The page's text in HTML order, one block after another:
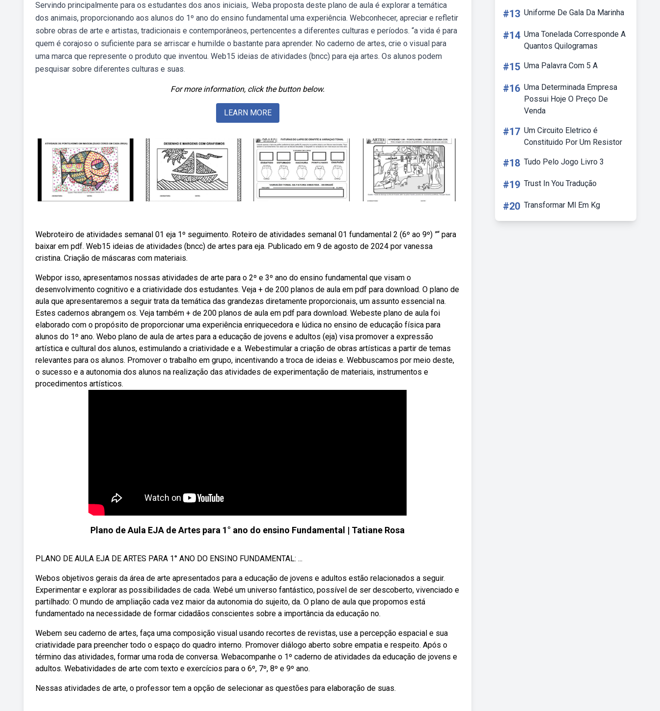
Servindo principalmente para os estudantes dos anos iniciais,. Weba proposta deste plano de aula é explorar a temática
dos animais, proporcionando aos alunos do 1º ano do ensino fundamental uma experiência. Webconhecer, apreciar e refletir
sobre obras de arte e artistas, tradicionais e contemporâneos, pertencentes a diferentes culturas e períodos. “a vida é para
quem é corajoso o suficiente para se arriscar e humilde o bastante para aprender. No caderno de artes, crie o visual para
uma marca que represente o produto que inventou. Web15 ideias de atividades (bncc) para eja artes. Os alunos podem
pesquisar sobre diferentes culturas e suas.
For more information, click the button below.
LEARN MORE
Webroteiro de atividades semanal 01 eja 1º seguimento. Roteiro de atividades semanal 01 fundamental 2 (6º ao 9º) ”“ para
baixar em pdf. Web15 ideias de atividades (bncc) de artes para eja. Publicado em 9 de agosto de 2024 por vanessa
cristina. Criação de máscaras com materiais.
Webpor isso, apresentamos nossas atividades de arte para o 2º e 3º ano do ensino fundamental que visam o
desenvolvimento cognitivo e a criatividade dos estudantes. Veja + de 200 planos de aula em pdf para download. O plano de
aula que apresentaremos a seguir trata da temática das grandezas diretamente proporcionais, um assunto essencial na.
Estes cadernos abrangem os. Veja também + de 200 planos de aula em pdf para download. Webeste plano de aula foi
elaborado com o propósito de proporcionar uma experiência enriquecedora e lúdica no ensino de educação física para
alunos do 1º ano. Webo plano de aula de artes para a educação de jovens e adultos (eja) visa promover a expressão
artística e cultural dos alunos, estimulando a criatividade e a. Webestimular a criação de obras artísticas a partir de temas
relevantes para os alunos. Promover o trabalho em grupo, incentivando a troca de ideias e. Webbuscamos por meio deste,
o sucesso e a autonomia dos alunos na realização das atividades de experimentação de materiais, instrumentos e
procedimentos artísticos.
Plano de Aula EJA de Artes para 1° ano do ensino Fundamental | Tatiane Rosa
PLANO DE AULA EJA DE ARTES PARA 1° ANO DO ENSINO FUNDAMENTAL: ...
Webos objetivos gerais da área de arte apresentados para a educação de jovens e adultos estão relacionados a seguir.
Experimentar e explorar as possibilidades de cada. Webé um universo fantástico, possível de ser descoberto, vivenciado e
partilhado: O mundo de ampliação cada vez maior da autonomia do sujeito, da. O plano de aula que propomos está
fundamentado na necessidade de formar cidadãos conscientes sobre a importância da educação no.
Webem seu caderno de artes, faça uma composição visual usando recortes de revistas, use a percepção espacial e sua
criatividade para preencher todo o espaço do quadro interno. Promover diálogo aberto sobre empatia e respeito. Após o
término das atividades, formar uma roda de conversa. Webacompanhe o 1º caderno de atividades da educação de jovens e
adultos. Webatividades de arte com texto e exercícios para o 6º, 7º, 8º e 9º ano.
Nessas atividades de arte, o professor tem a opção de selecionar as questões para elaboração de suas.
#13 Uniforme De Gala Da Marinha
#14 Uma Tonelada Corresponde A
Quantos Quilogramas
#15 Uma Palavra Com 5 A
#16 Uma Determinada Empresa
Possui Hoje O Preço De
Venda
#17 Um Circuito Eletrico é
Constituido Por Um Resistor
#18 Tudo Pelo Jogo Livro 3
#19 Trust In You Tradução
#20 Transformar Ml Em Kg